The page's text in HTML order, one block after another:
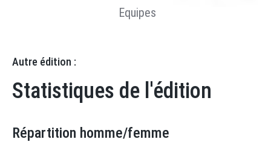
Equipes
Autre édition :
Statistiques de l'édition
Répartition homme/femme